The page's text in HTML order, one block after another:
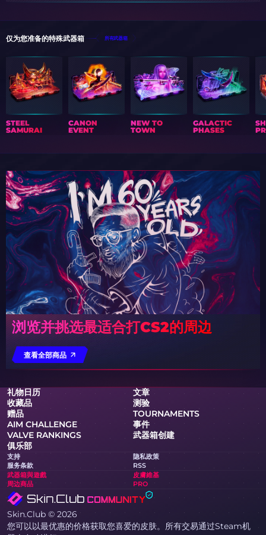
仅为您准备的特殊武器箱 所有武器箱
STEEL
SAMURAI
CANON
EVENT
NEW TO
TOWN
GALACTIC
PHASES
浏览并挑选最适合打CS2的周边
查看全部商品
礼物日历
文章
收藏品
测验
赠品
TOURNAMENTS
AIM CHALLENGE
事件
VALVE RANKINGS
武器箱创建
俱乐部
支持
隐私政策
服务条款
RSS
武器箱與遊戲
皮膚維基
周边商品
PRO
Skin.Club © 2026
您可以以最优惠的价格获取您喜爱的皮肤。所有交易通过Steam机